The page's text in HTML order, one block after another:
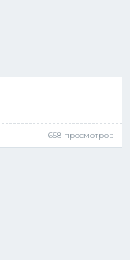
658 просмотров